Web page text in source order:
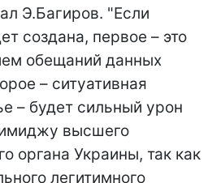
Э.Багиров. "Если
создана, первое – это
обещаний данных
– ситуативная
– будет сильный урон
высшего
органа Украины, так как
легитимного